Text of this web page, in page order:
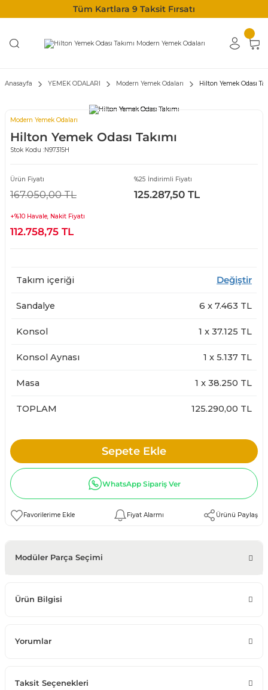
Tüm Kartlara 9 Taksit Fırsatı
Anasayfa YEMEK ODALARI Modern Yemek Odaları Hilton Yemek Odası
Modern Yemek Odaları
Hilton Yemek Odası Takımı
Stok Kodu :N97315H
Ürün Fiyatı
167.050,00 TL
%25 İndirimli Fiyatı
125.287,50 TL
+%10 Havale, Nakit Fiyatı
112.758,75 TL
Takım içeriği Değiştir
Sandalye 6 x 7.463 TL
Konsol 1 x 37.125 TL
Konsol Aynası 1 x 5.137TL
Masa 1 x 38.250 TL
TOPLAM 125.290,00 TL
Sepete Ekle
WhatsApp Sipariş Ver
Fiyat Alarmı Ürünü Paylaş
Modüler Parça Seçimi
Ürün Bilgisi
Yorumlar
Taksit Seçenekleri